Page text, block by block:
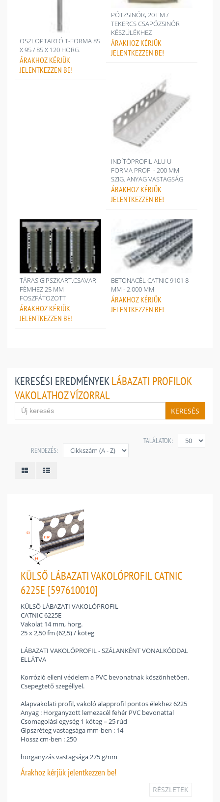
OSZLOPTARTÓ T-FORMA 85
X 95 / 85 X 120 HORG.
ÁRAKHOZ KÉRJÜK
JELENTKEZZEN BE!
PÓTZSINÓR, 20 FM /
TEKERCS CSAPÓZSINÓR
KÉSZÜLÉKHEZ
ÁRAKHOZ KÉRJÜK
JELENTKEZZEN BE!
INDÍTÓPROFIL ALU U-
FORMA PROFI - 200 MM
SZIG. ANYAG VASTAGSÁG
ÁRAKHOZ KÉRJÜK
JELENTKEZZEN BE!
TÁRAS GIPSZKART.CSAVAR
FÉMHEZ 25 MM
FOSZFÁTOZOTT
ÁRAKHOZ KÉRJÜK
JELENTKEZZEN BE!
BETONACÉL CATNIC 9101 8
MM - 2.000 MM
ÁRAKHOZ KÉRJÜK
JELENTKEZZEN BE!
KERESÉSI EREDMÉNYEK LÁBAZATI PROFILOK
VAKOLATHOZ VÍZORRAL
KERESÉS
TALÁLATOK:
RENDEZÉS:
KÜLSŐ LÁBAZATI VAKOLÓPROFIL CATNIC
6225E [597610010]
KÜLSŐ LÁBAZATI VAKOLÓPROFIL
CATNIC 6225E
Vakolat 14 mm, horg.
25 x 2,50 fm (62,5) / köteg
LÁBAZATI VAKOLÓPROFIL - SZÁLANKÉNT VONALKÓDDAL
ELLÁTVA
Korrózió elleni védelem a PVC bevonatnak köszönhetően.
Csepegtető szegéllyel.
Alapvakolati profil, vakoló alapprofil pontos élekhez 6225
Anyag : Horganyzott lemezacél fehér PVC bevonattal
Csomagolási egység 1 köteg = 25 rúd
Gipszréteg vastagsága mm-ben : 14
Hossz cm-ben : 250
horganyzás vastagsága 275 g/nm
Árakhoz kérjük jelentkezzen be!
RÉSZLETEK